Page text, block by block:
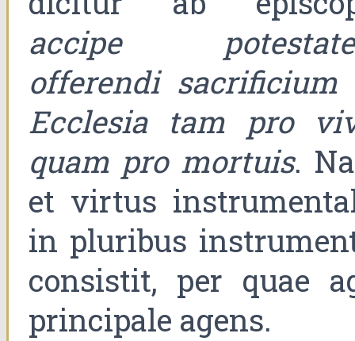
accipe
offerendi sacrificium
Ecclesia tam pro
quam pro mortuis.
et virtus
in pluribus
consistit, per quae
principale agens.